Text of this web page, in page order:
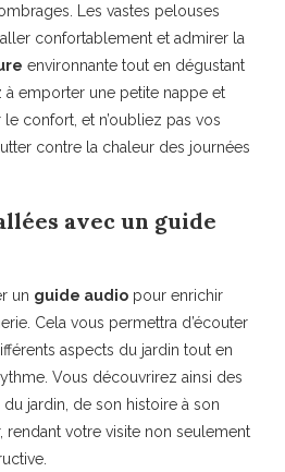
Les vastes pelouses
confortablement et admirer la
environnante tout en dégustant
à emporter une petite nappe et
confort, et n’oubliez pas vos
contre la chaleur des journées
avec un guide
un guide audio pour enrichir
Cela vous permettra d’écouter
aspects du jardin tout en
Vous découvrirez ainsi des
jardin, de son histoire à son
rendant votre visite non seulement